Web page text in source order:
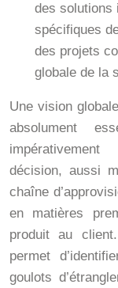
des solutions
spécifiques
des projets
globale de la
Une vision
absolument
décision, aussi
chaîne
en matières
produit au
permet
goulots